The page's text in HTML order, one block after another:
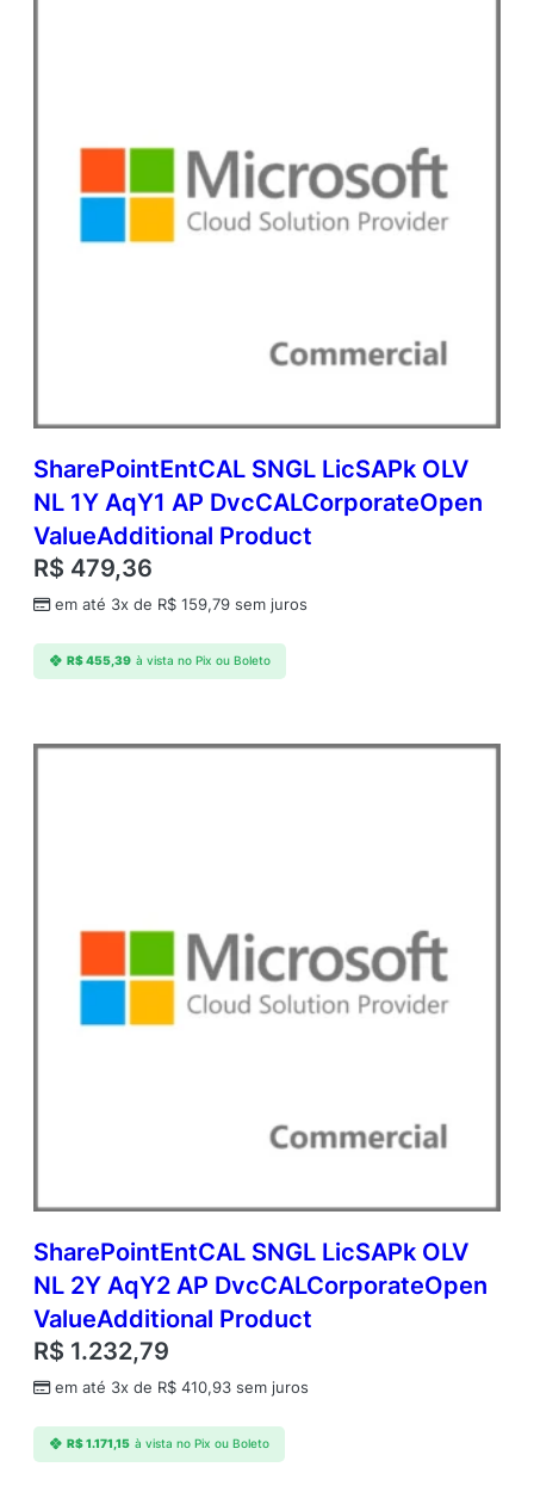
SharePointEntCAL SNGL LicSAPk OLV
NL 1Y AqY1 AP DvcCALCorporateOpen
ValueAdditional Product
R$ 479,36
em até 3x de R$ 159,79 sem juros
R$455,39 à vista no Pix ou Boleto
SharePointEntCAL SNGL LicSAPk OLV
NL 2Y AqY2 AP DvcCALCorporateOpen
ValueAdditional Product
R$ 1.232,79
em até 3x de R$ 410,93 sem juros
R$1.171,15 à vista no Pix ou Boleto